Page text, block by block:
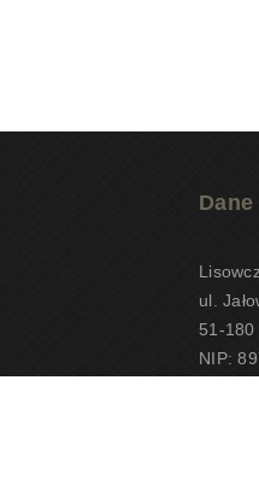
ul.
51-180
NIP: